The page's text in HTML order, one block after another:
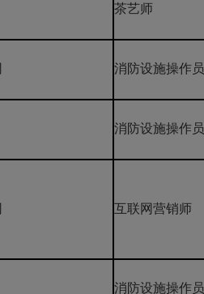
茶艺师
消防设施操作员
消防设施操作员
互联网营销师
消防设施操作员